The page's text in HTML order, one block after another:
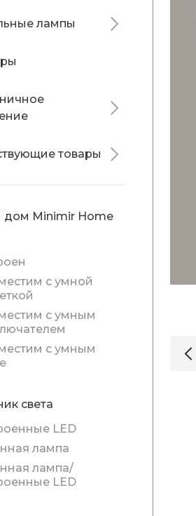
лампы
товары
Minimir Home
с умной
с умным
с умным
света
LED
лампа
лампа/
LED